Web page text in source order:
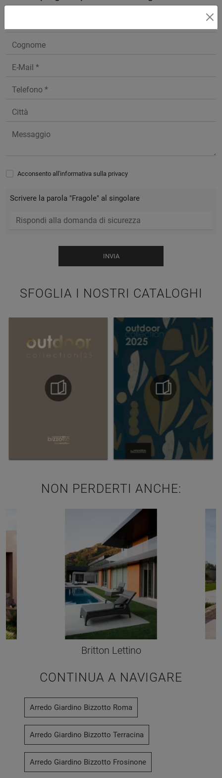
SFOGLIA I NOSTRI CATALOGHI
Acconsento all'informativa sulla privacy
Scrivere la parola "Fragole" al singolare
INVIA
NON PERDERTI ANCHE:
Britton Lettino
CONTINUA A NAVIGARE
Arredo Giardino Bizzotto Roma
Arredo Giardino Bizzotto Terracina
Arredo Giardino Bizzotto Frosinone